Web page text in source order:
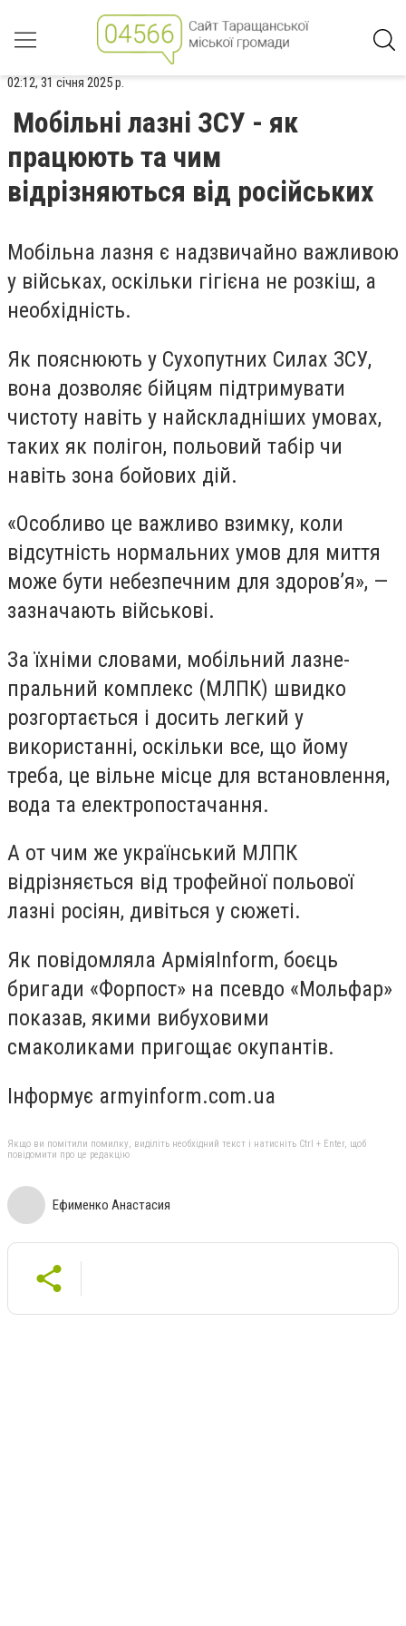
02:12, 31 січня 2025 р.
Мобільні лазні ЗСУ - як
працюють та чим
відрізняються від російських
Мобільна лазня є надзвичайно важливою
у військах, оскільки гігієна не розкіш, а
необхідність.
Як пояснюють у Сухопутних Силах ЗСУ,
вона дозволяє бійцям підтримувати
чистоту навіть у найскладніших умовах,
таких як полігон, польовий табір чи
навіть зона бойових дій.
«Особливо це важливо взимку, коли
відсутність нормальних умов для миття
може бути небезпечним для здоров’я», —
зазначають військові.
За їхніми словами, мобільний лазне-
пральний комплекс (МЛПК) швидко
розгортається і досить легкий у
використанні, оскільки все, що йому
треба, це вільне місце для встановлення,
вода та електропостачання.
А от чим же український МЛПК
відрізняється від трофейної польової
лазні росіян, дивіться у сюжеті.
Як повідомляла АрміяInform, боєць
бригади «Форпост» на псевдо «Мольфар»
показав, якими вибуховими
смаколиками пригощає окупантів.
Інформує armyinform.com.ua
Якщо ви помітили помилку, виділіть необхідний текст і натисніть Ctrl + Enter, щоб
повідомити про це редакцію
Ефименко Анастасия